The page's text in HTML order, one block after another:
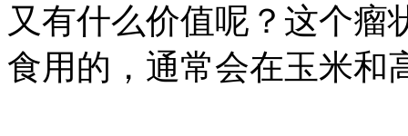
又有什么价值呢？‌‌这个瘤
食用的，通常会在玉米和